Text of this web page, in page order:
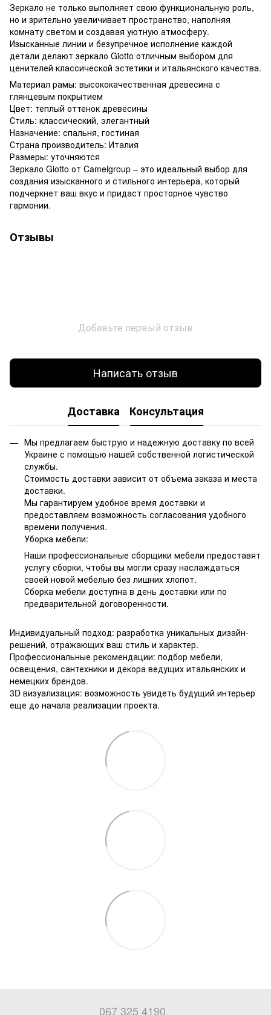
Зеркало не только выполняет свою функциональную роль,
но и зрительно увеличивает пространство, наполняя
комнату светом и создавая уютную атмосферу.
Изысканные линии и безупречное исполнение каждой
детали делают зеркало Giotto отличным выбором для
ценителей классической эстетики и итальянского качества.
Материал рамы: высококачественная древесина с
глянцевым покрытием
Цвет: теплый оттенок древесины
Стиль: классический, элегантный
Назначение: спальня, гостиная
Страна производитель: Италия
Размеры: уточняются
Зеркало Giotto от Camelgroup – это идеальный выбор для
создания изысканного и стильного интерьера, который
подчеркнет ваш вкус и придаст просторное чувство
гармонии.
Отзывы
Добавьте первый отзыв
Написать отзыв
Доставка Консультация
Мы предлагаем быструю и надежную доставку по всей
Украине с помощью нашей собственной логистической
службы.
Стоимость доставки зависит от объема заказа и места
доставки.
Мы гарантируем удобное время доставки и
предоставляем возможность согласования удобного
времени получения.
Уборка мебели:
Наши профессиональные сборщики мебели предоставят
услугу сборки, чтобы вы могли сразу наслаждаться
своей новой мебелью без лишних хлопот.
Сборка мебели доступна в день доставки или по
предварительной договоренности.
Индивидуальный подход: разработка уникальных дизайн-
решений, отражающих ваш стиль и характер.
Профессиональные рекомендации: подбор мебели,
освещения, сантехники и декора ведущих итальянских и
немецких брендов.
3D визуализация: возможность увидеть будущий интерьер
еще до начала реализации проекта.
067 325 4190